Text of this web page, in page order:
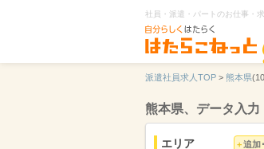
社員・派遣・パートのお仕事・
派遣社員求人TOP > 熊本県
熊本県、データ入
エリア 追加